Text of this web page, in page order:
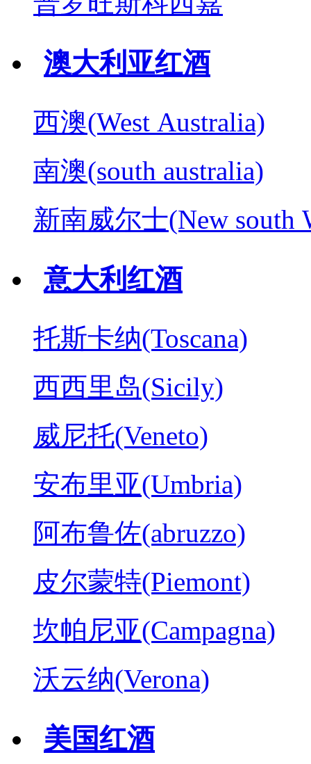
澳大利亚红酒
西澳(West Australia)
南澳(south australia)
新南威尔士(New south
意大利红酒
托斯卡纳(Toscana)
西西里岛(Sicily)
威尼托(Veneto)
安布里亚(Umbria)
阿布鲁佐(abruzzo)
皮尔蒙特(Piemont)
坎帕尼亚(Campagna)
沃云纳(Verona)
美国红酒